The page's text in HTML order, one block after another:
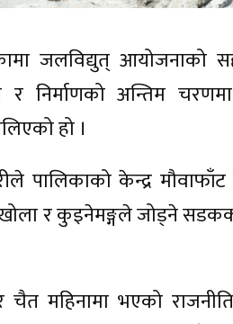
जलविद्युत् आयोजनाको
र निर्माणको अन्तिम
हो ।
पालिकाको केन्द्र
र कुइनेमङ्गले जोड्ने
महिनामा भएको